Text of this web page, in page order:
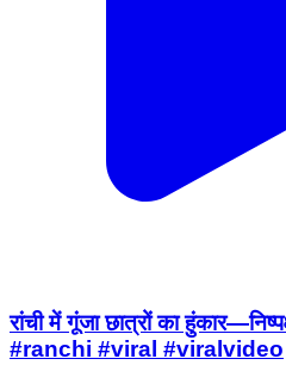
रांची में गूंजा छात्रों का
#ranchi #viral #viralvideo